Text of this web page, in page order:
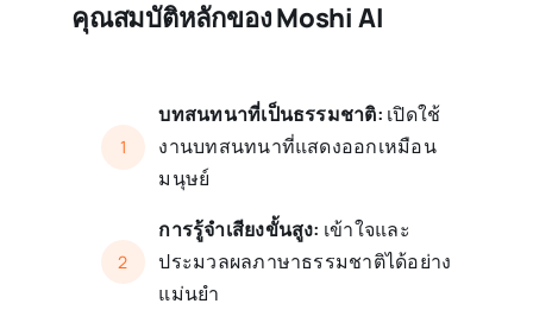
คุณสมบัติหลักของ Moshi AI
1
บทสนทนาที่เป็นธรรมชาติ: เปิดใช้
งานบทสนทนาที่แสดงออกเหมือน
มนุษย์
2
การรู้จำเสียงขั้นสูง: เข้าใจและ
ประมวลผลภาษาธรรมชาติได้อย่าง
แม่นยำ